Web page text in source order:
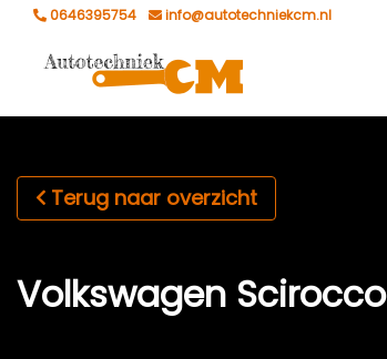
0646395754 info@autotechniekcm.nl
Terug naar overzicht
Volkswagen Scirocco